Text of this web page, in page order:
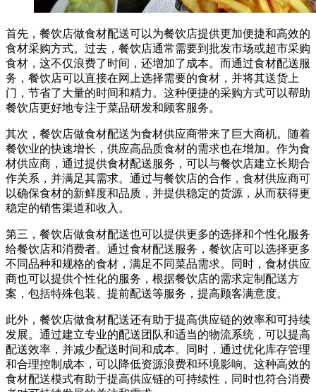
首先，餐饮店做食材配送可以为餐饮店提供更加便捷和高效的
食材采购方式。过去，餐饮店通常需要到批发市场或超市采购
食材，这不仅浪费了时间，还增加了成本。而通过食材配送服
务，餐饮店可以直接在网上选择需要的食材，并将其送货上
门，节省了大量的时间和精力。这种便捷的采购方式可以帮助
餐饮店更好地专注于菜品研发和顾客服务。
其次，餐饮店做食材配送为食材供应商带来了巨大商机。随着
餐饮业的快速增长，供应高品质食材的需求也在增加。作为食
材供应商，通过提供食材配送服务，可以与餐饮店建立长期合
作关系，并满足其需求。通过与餐饮店的合作，食材供应商可
以确保食材的新鲜度和品质，并提供稳定的货源，从而获得更
稳定的销售渠道和收入。
第三，餐饮店做食材配送也可以提供更多的选择和个性化服务
给餐饮店和消费者。通过食材配送服务，餐饮店可以选择更多
不同品种和规格的食材，满足不同菜品需求。同时，食材供应
商也可以提供个性化的服务，根据餐饮店的需求定制配送方
案，包括特殊包装、提前配送等服务，提高顾客满意度。
此外，餐饮店做食材配送还有助于提高供应链的效率和可持续
发展。通过建立专业的配送团队和适当的物流系统，可以提高
配送效率，并减少配送时间和成本。同时，通过优化库存管理
和合理控制成本，可以降低资源浪费和环境影响。这种高效的
食材配送模式有助于提高供应链的可持续性，同时也符合消费